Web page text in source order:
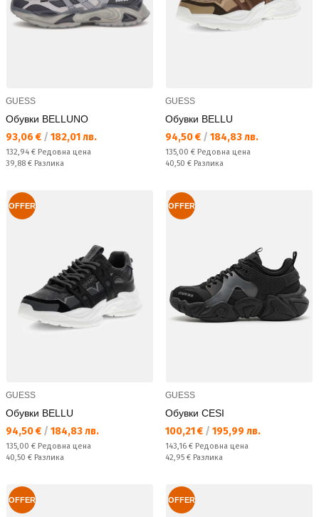
GUESS
Обувки BELLUNO
Текуща цена:
93,06 € / 182,01 лв.
Редовна цена:
132,94 € Редовна цена
Спестявате:
39,88 € Разлика
GUESS
Обувки BELLU
Текуща цена:
94,50 € / 184,83 лв.
Редовна цена:
135,00 € Редовна цена
Спестявате:
40,50 € Разлика
OFFER
GUESS
Обувки BELLU
Текуща цена:
94,50 € / 184,83 лв.
Редовна цена:
135,00 € Редовна цена
Спестявате:
40,50 € Разлика
OFFER
GUESS
Обувки CESI
Текуща цена:
100,21 € / 195,99 лв.
Редовна цена:
143,16 € Редовна цена
Спестявате:
42,95 € Разлика
OFFER OFFER